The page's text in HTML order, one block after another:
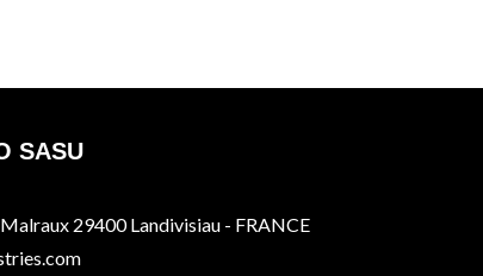
SASU
29400 Landivisiau - FRANCE